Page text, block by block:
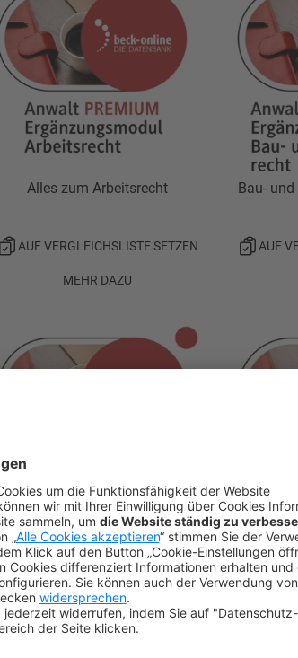
Alles zum Arbeitsrecht
AUF VERGLEICHSLISTE SETZEN
MEHR DAZU
Bau-
AUF
Fundiertes Fachwissen zum
Sozialrecht
AUF VERGLEICHSLISTE SETZEN AUF